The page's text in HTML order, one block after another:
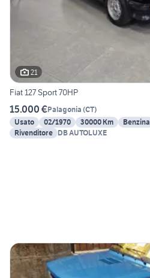
21
Fiat 127 Sport 70HP
15.000 €Palagonia (CT)
Usato
02/1970 30000 Km Benzina
Rivenditore DB AUTOLUXE